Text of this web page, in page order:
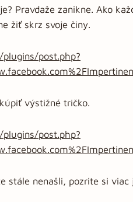
Pravdaže zanikne. Ako
žiť skrz svoje činy.
post.php?
výstižné tričko.
post.php?
stále nenašli, pozrite si